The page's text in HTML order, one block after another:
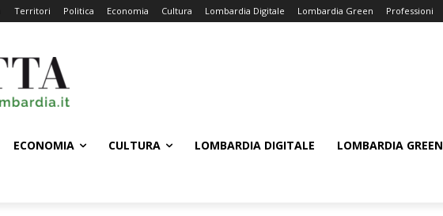
Territori Politica Economia Cultura Lombardia Digitale Lombardia Green Professioni
ECONOMIA CULTURA LOMBARDIA DIGITALE LOMBARDIA GREEN